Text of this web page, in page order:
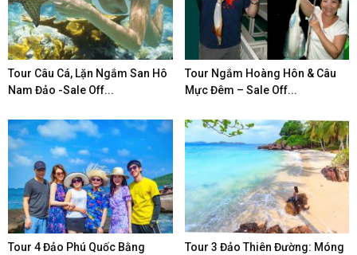
Tour Câu Cá, Lặn Ngắm San Hô
Nam Đảo -Sale Off...
Tour Ngắm Hoàng Hôn & Câu
Mực Đêm – Sale Off...
Tour 4 Đảo Phú Quốc Bằng
Tour 3 Đảo Thiên Đường: Móng